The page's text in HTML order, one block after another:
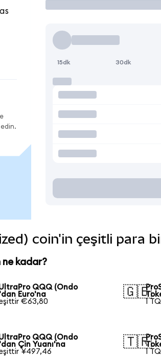
15dk 30dk
coin'in çeşitli para
ne kadar?
QQQ (Ondo
Euro'na
€63,80
🇬🇧
1
QQQ (Ondo
Çin Yuanı'na
¥497,46
🇹🇷
1